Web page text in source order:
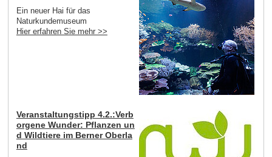
Ein neuer Hai für das
Naturkundemuseum
Hier erfahren Sie mehr >>
Veranstaltungstipp 4.2.:Verb
orgene Wunder: Pflanzen un
d Wildtiere im Berner Oberla
nd